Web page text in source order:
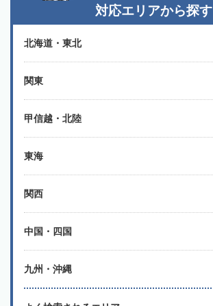
対応エリアから探す
北海道・東北
関東
甲信越・北陸
東海
関西
中国・四国
九州・沖縄